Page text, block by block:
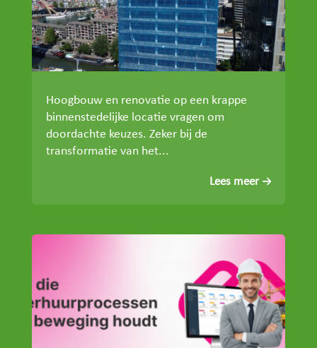
Hoogbouw en renovatie op een krappe
binnenstedelijke locatie vragen om
doordachte keuzes. Zeker bij de
transformatie van het...
Lees meer